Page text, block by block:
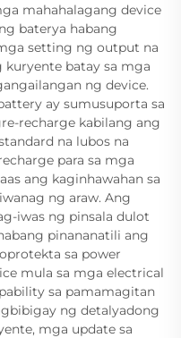
mahahalagang device
baterya habang
setting ng output na
batay sa mga
ng device.
ay sumusuporta sa
recharge kabilang ang
na lubos na
para sa mga
ang kaginhawahan sa
ng araw. Ang
iwas ng pinsala dulot
pinananatili ang
sa power
mula sa mga electrical
sa pamamagitan
ng detalyadong
mga update sa